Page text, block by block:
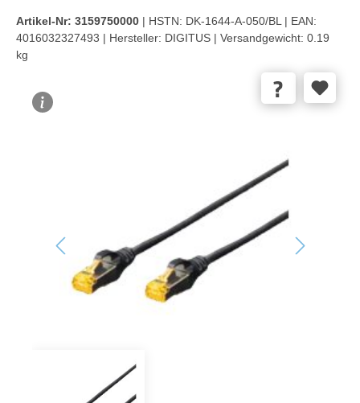
Artikel-Nr: 3159750000 | HSTN: DK-1644-A-050/BL | EAN:
4016032327493 | Hersteller: DIGITUS | Versandgewicht: 0.19
kg